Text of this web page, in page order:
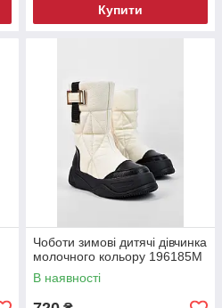
Купити
Чоботи зимові дитячі дівчинка
молочного кольору 196185M
В наявності